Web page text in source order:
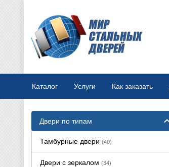
Каталог Услуги Как заказать
Двери по типам
Тамбурные двери (40)
Двери с зеркалом (34)